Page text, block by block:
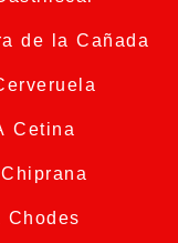
de la Cañada
Cetina
Chodes